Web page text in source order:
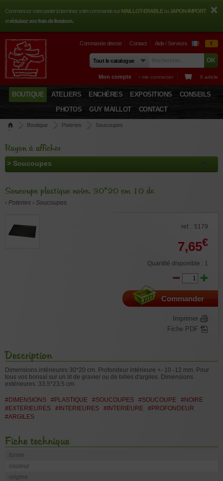
Commencez votre panier ici terminez votre commande surMAILLOT-ERABLEouJAPON-IMPORT
etréduisez vos frais de livraison.
Commande directe Contact Aide / Services €
Mon compte › me connecter 0 article
BOUTIQUE ATELIERS ENCHÈRES EXPOSITIONS
CONSEILS
PHOTOS
GUY MAILLOT CONTACT
Boutique Poteries
Soucoupes
Rayon à afficher
Soucoupe plastique noire. 30*20 cm 10 dx
› Poteries › Soucoupes
ref. : 5179
7,65€
Quantité disponible : 1
Commander
Imprimer
Fiche PDF
Description
Dimensions intérieures 30*20 cm. Profondeur intérieure +- 10 -12 mm. Pour
tous vos bonsaï sur un lit de gravier ou de billes d'argiles. Dimensions
extérieures :33.5*23.5 cm.
#DIMENSIONS #PLASTIQUE #SOUCOUPES #SOUCOUPE
#NOIRE
#EXTERIEURES
#INTERIEURES #INTERIEURE
#PROFONDEUR
#ARGILES
Fiche technique
forme
couleur
origine